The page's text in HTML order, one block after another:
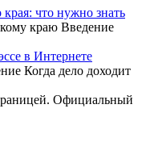
что нужно знать
краю Введение
в Интернете
Когда дело доходит
Официальный